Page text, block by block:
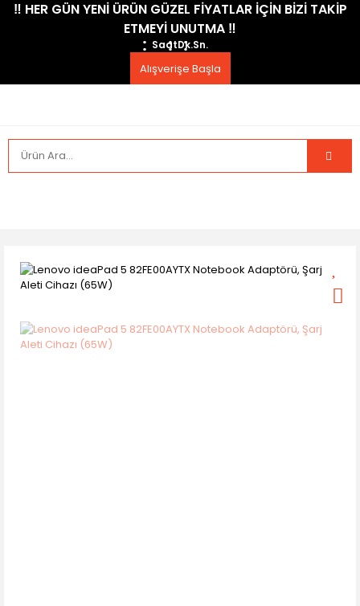
​‼️​ HER GÜN YENİ ÜRÜN GÜZEL FİYATLAR İÇİN BİZİ TAKİP
ETMEYİ UNUTMA ​‼️​
SaatDk.Sn.
Alışverişe Başla